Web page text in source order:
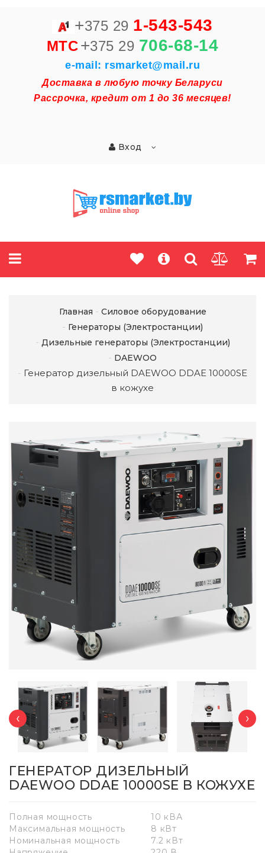
+375 29 1-543-543
MTC+375 29 706-68-14
e-mail: rsmarket@mail.ru
Доставка в любую точку Беларуси
Рассрочка, кредит от 1 до 36 месяцев!
Вход
Главная
Силовое оборудование
Генераторы (Электростанции)
Дизельные генераторы (Электростанции)
DAEWOO
Генератор дизельный DAEWOO DDAE 10000SE
в кожухе
‹ ›
ГЕНЕРАТОР ДИЗЕЛЬНЫЙ
DAEWOO DDAE 10000SE В КОЖУХЕ
Полная мощность
10 кВА
Максимальная мощность
8 кВт
Номинальная мощность
7.2 кВт